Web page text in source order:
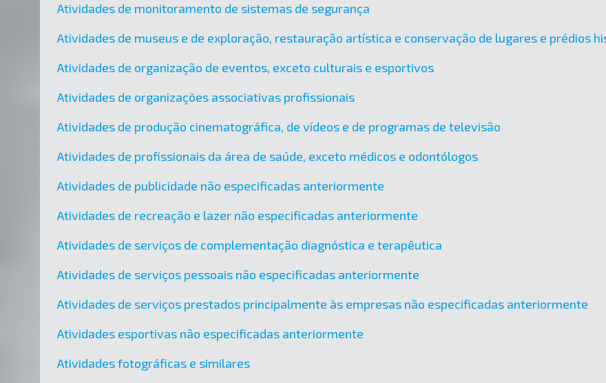
Atividades de monitoramento de sistemas de segurança
Atividades de museus e de exploração, restauração artística e conservação de lugares e prédios
Atividades de organização de eventos, exceto culturais e esportivos
Atividades de organizações associativas profissionais
Atividades de produção cinematográfica, de vídeos e de programas de televisão
Atividades de profissionais da área de saúde, exceto médicos e odontólogos
Atividades de publicidade não especificadas anteriormente
Atividades de recreação e lazer não especificadas anteriormente
Atividades de serviços de complementação diagnóstica e terapêutica
Atividades de serviços pessoais não especificadas anteriormente
Atividades de serviços prestados principalmente às empresas não especificadas anteriormente
Atividades esportivas não especificadas anteriormente
Atividades fotográficas e similares